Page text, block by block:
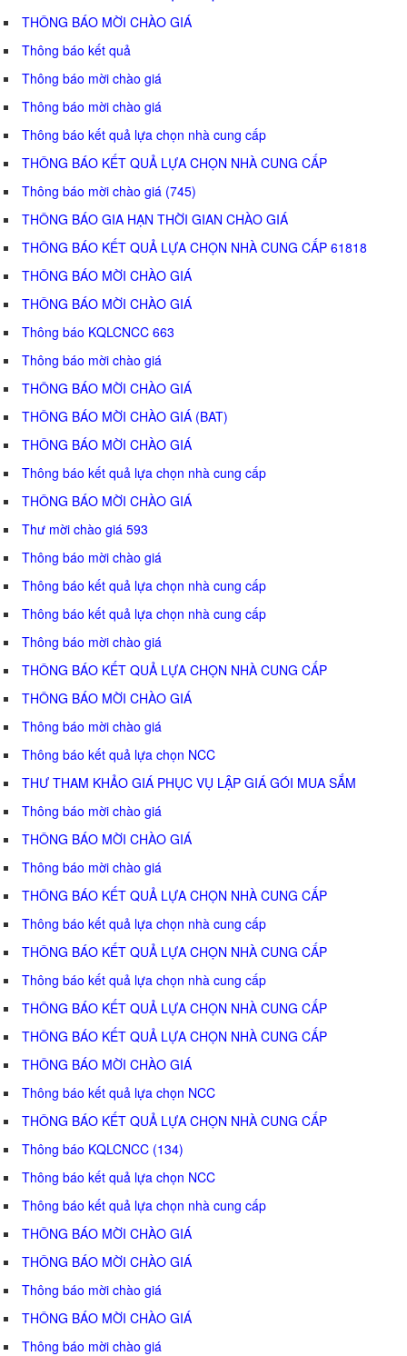
THÔNG BÁO MỜI CHÀO GIÁ
Thông báo kết quả
Thông báo mời chào giá
Thông báo mời chào giá
Thông báo kết quả lựa chọn nhà cung cấp
THÔNG BÁO KẾT QUẢ LỰA CHỌN NHÀ CUNG CẤP
Thông báo mời chào giá (745)
THÔNG BÁO GIA HẠN THỜI GIAN CHÀO GIÁ
THÔNG BÁO KẾT QUẢ LỰA CHỌN NHÀ CUNG CẤP 61818
THÔNG BÁO MỜI CHÀO GIÁ
THÔNG BÁO MỜI CHÀO GIÁ
Thông báo KQLCNCC 663
Thông báo mời chào giá
THÔNG BÁO MỜI CHÀO GIÁ
THÔNG BÁO MỜI CHÀO GIÁ (BAT)
THÔNG BÁO MỜI CHÀO GIÁ
Thông báo kết quả lựa chọn nhà cung cấp
THÔNG BÁO MỜI CHÀO GIÁ
Thư mời chào giá 593
Thông báo mời chào giá
Thông báo kết quả lựa chọn nhà cung cấp
Thông báo kết quả lựa chọn nhà cung cấp
Thông báo mời chào giá
THÔNG BÁO KẾT QUẢ LỰA CHỌN NHÀ CUNG CẤP
THÔNG BÁO MỜI CHÀO GIÁ
Thông báo mời chào giá
Thông báo kết quả lựa chọn NCC
THƯ THAM KHẢO GIÁ PHỤC VỤ LẬP GIÁ GÓI MUA SẮM
Thông báo mời chào giá
THÔNG BÁO MỜI CHÀO GIÁ
Thông báo mời chào giá
THÔNG BÁO KẾT QUẢ LỰA CHỌN NHÀ CUNG CẤP
Thông báo kết quả lựa chọn nhà cung cấp
THÔNG BÁO KẾT QUẢ LỰA CHỌN NHÀ CUNG CẤP
Thông báo kết quả lựa chọn nhà cung cấp
THÔNG BÁO KẾT QUẢ LỰA CHỌN NHÀ CUNG CẤP
THÔNG BÁO KẾT QUẢ LỰA CHỌN NHÀ CUNG CẤP
THÔNG BÁO MỜI CHÀO GIÁ
Thông báo kết quả lựa chọn NCC
THÔNG BÁO KẾT QUẢ LỰA CHỌN NHÀ CUNG CẤP
Thông báo KQLCNCC (134)
Thông báo kết quả lựa chọn NCC
Thông báo kết quả lựa chọn nhà cung cấp
THÔNG BÁO MỜI CHÀO GIÁ
THÔNG BÁO MỜI CHÀO GIÁ
Thông báo mời chào giá
THÔNG BÁO MỜI CHÀO GIÁ
Thông báo mời chào giá